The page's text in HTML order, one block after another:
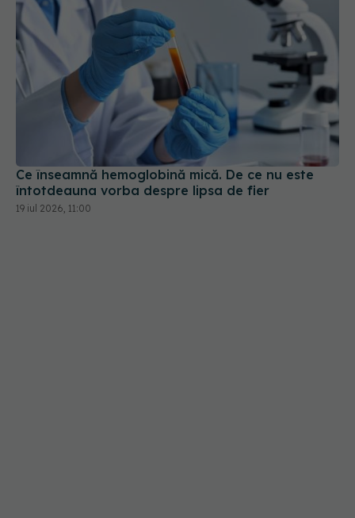
Ce înseamnă hemoglobină mică. De ce nu este
întotdeauna vorba despre lipsa de fier
19 iul 2026, 11:00